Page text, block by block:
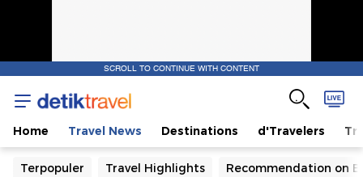
SCROLL TO CONTINUE WITH CONTENT
Home Travel News Destinations d'Travelers
Terpopuler Travel Highlights Recommendation on